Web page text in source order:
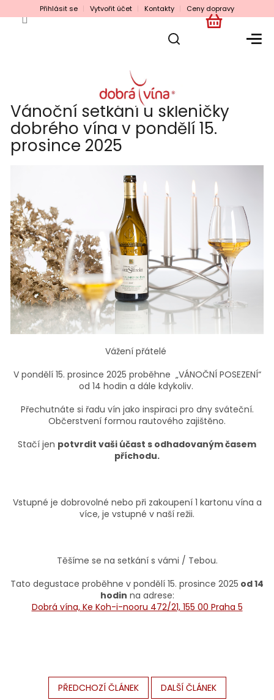
na
Přihlásit se Vytvořit účet Kontakty Ceny dopravy
NÁKUPNÍ
Vánoční setkání u skleničky
dobrého vína v pondělí 15.
prosince 2025
Vážení přátelé
V pondělí 15. prosince 2025 proběhne „VÁNOČNÍ POSEZENÍ“
od 14 hodin a dále kdykoliv.
Přechutnáte si řadu vín jako inspiraci pro dny sváteční.
Občerstvení formou rautového zajištěno.
Stačí jen potvrdit vaši účast s odhadovaným časem
příchodu.
Vstupné je dobrovolné nebo při zakoupení 1 kartonu vína a
více, je vstupné v naší režii.
Těšíme se na setkání s vámi / Tebou.
Tato degustace proběhne v pondělí 15. prosince 2025 od 14
hodin na adrese:
Dobrá vína, Ke Koh-i-nooru 472/21, 155 00 Praha 5
PŘEDCHOZÍ ČLÁNEK DALŠÍ ČLÁNEK